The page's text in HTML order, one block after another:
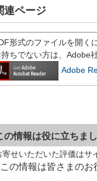
連ページ
形式のファイルを開く
持ちでない方は、Adobe
Adobe
の情報は役に立ちま
寄せいただいた評価はサ
この情報は皆さまのお